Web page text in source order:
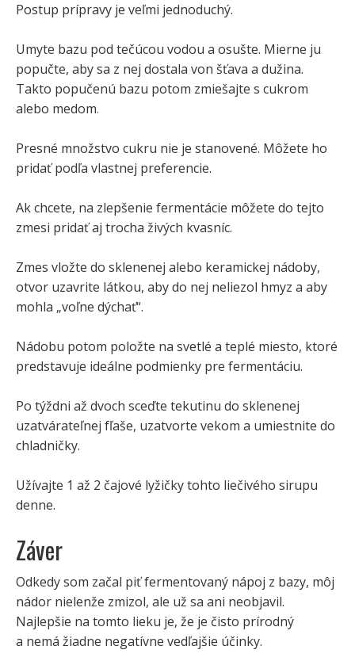
Postup prípravy je veľmi jednoduchý.
Umyte bazu pod tečúcou vodou a osušte. Mierne ju
popučte, aby sa z nej dostala von šťava a dužina.
Takto popučenú bazu potom zmiešajte s cukrom
alebo medom.
Presné množstvo cukru nie je stanovené. Môžete ho
pridať podľa vlastnej preferencie.
Ak chcete, na zlepšenie fermentácie môžete do tejto
zmesi pridať aj trocha živých kvasníc.
Zmes vložte do sklenenej alebo keramickej nádoby,
otvor uzavrite látkou, aby do nej neliezol hmyz a aby
mohla „voľne dýchať“.
Nádobu potom položte na svetlé a teplé miesto, ktoré
predstavuje ideálne podmienky pre fermentáciu.
Po týždni až dvoch sceďte tekutinu do sklenenej
uzatvárateľnej fľaše, uzatvorte vekom a umiestnite do
chladničky.
Užívajte 1 až 2 čajové lyžičky tohto liečivého sirupu
denne.
Záver
Odkedy som začal piť fermentovaný nápoj z bazy, môj
nádor nielenže zmizol, ale už sa ani neobjavil.
Najlepšie na tomto lieku je, že je čisto prírodný
a nemá žiadne negatívne vedľajšie účinky.